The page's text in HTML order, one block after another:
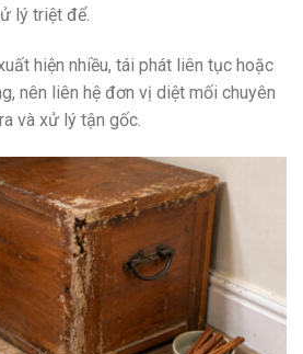
lý triệt để.
hiện nhiều, tái phát liên tục hoặc
nên liên hệ đơn vị diệt mối chuyên
và xử lý tận gốc.